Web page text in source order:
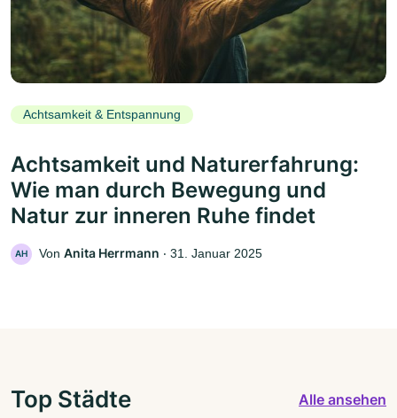
Achtsamkeit & Entspannung
Achtsamkeit und Naturerfahrung:
Wie man durch Bewegung und
Natur zur inneren Ruhe findet
AH Von Anita Herrmann ‧ 31. Januar 2025
Top Städte Alle ansehen